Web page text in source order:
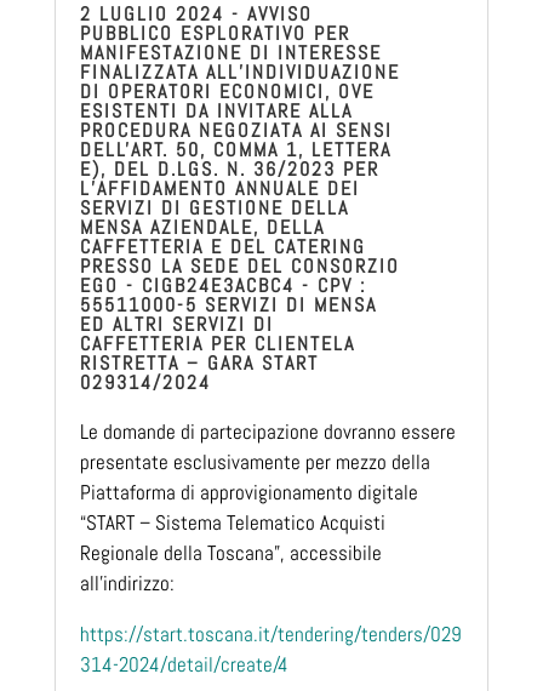
2 LUGLIO 2024 - AVVISO
PUBBLICO ESPLORATIVO PER
MANIFESTAZIONE DI INTERESSE
FINALIZZATA ALL’INDIVIDUAZIONE
DI OPERATORI ECONOMICI, OVE
ESISTENTI DA INVITARE ALLA
PROCEDURA NEGOZIATA AI SENSI
DELL'ART. 50, COMMA 1, LETTERA
E), DEL D.LGS. N. 36/2023 PER
L’AFFIDAMENTO ANNUALE DEI
SERVIZI DI GESTIONE DELLA
MENSA AZIENDALE, DELLA
CAFFETTERIA E DEL CATERING
PRESSO LA SEDE DEL CONSORZIO
EGO - CIGB24E3ACBC4 - CPV :
55511000-5 SERVIZI DI MENSA
ED ALTRI SERVIZI DI
CAFFETTERIA PER CLIENTELA
RISTRETTA – GARA START
029314/2024
Le domande di partecipazione dovranno essere
presentate esclusivamente per mezzo della
Piattaforma di approvigionamento digitale
“START – Sistema Telematico Acquisti
Regionale della Toscana”, accessibile
all’indirizzo:
https://start.toscana.it/tendering/tenders/029
314-2024/detail/create/4